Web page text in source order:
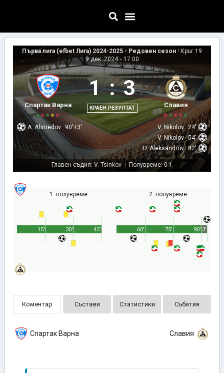
Първа лига (efbet Лига) 2024-2025 - Редовен сезон |
Кръг 19
9 дек. 2024 - 17:00
Спартак Варна
1 : 3
КРАЕН РЕЗУЛТАТ Славия
A. Ahmedov 90'+3' V. Nikolov 24'
V. Nikolov 54'
D. Aleksandrov 82'
Главен съдия: V. Tsinkov | Полувреме: 0-1
1. полувреме
45'
15' 30'
2. полувреме
90'
60' 75' 3'
Коментар Състави Статистики Събития
Спартак Варна Славия